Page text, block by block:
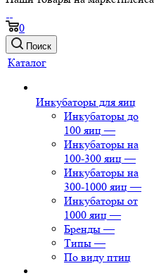
0
Поиск
Каталог
Инкубаторы для яиц
Инкубаторы до
100 яиц —
Инкубаторы на
100-300 яиц —
Инкубаторы на
300-1000 яиц —
Инкубаторы от
1000 яиц —
Бренды —
Типы —
По виду птиц